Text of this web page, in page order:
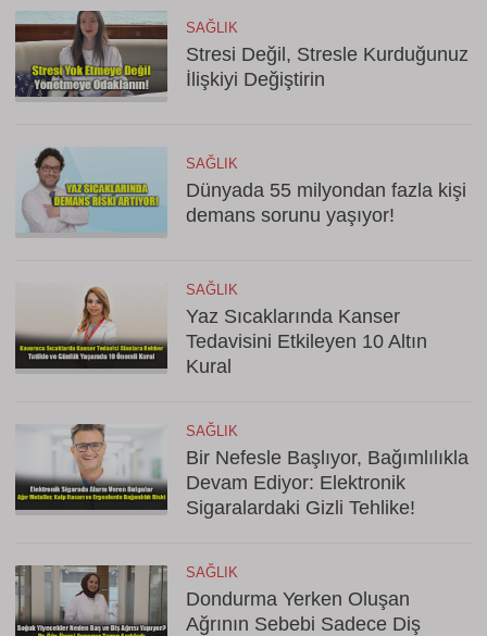
SAĞLIK
Stresi Değil, Stresle Kurduğunuz
İlişkiyi Değiştirin
SAĞLIK
Dünyada 55 milyondan fazla kişi
demans sorunu yaşıyor!
SAĞLIK
Yaz Sıcaklarında Kanser
Tedavisini Etkileyen 10 Altın
Kural
SAĞLIK
Bir Nefesle Başlıyor, Bağımlılıkla
Devam Ediyor: Elektronik
Sigaralardaki Gizli Tehlike!
SAĞLIK
Dondurma Yerken Oluşan
Ağrının Sebebi Sadece Diş